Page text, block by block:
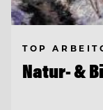
TOP
Natur- &